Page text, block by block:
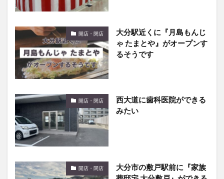
開店・閉店
大分駅近くに『月島もんじ
ゃ たまとや』がオープンす
るそうです
開店・閉店
西大道に歯科医院ができる
みたい
開店・閉店
大分市の敷戸駅前に『家族